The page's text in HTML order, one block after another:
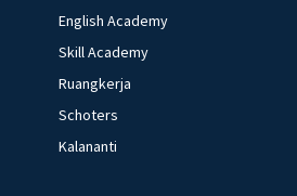
English Academy
Skill Academy
Ruangkerja
Schoters
Kalananti